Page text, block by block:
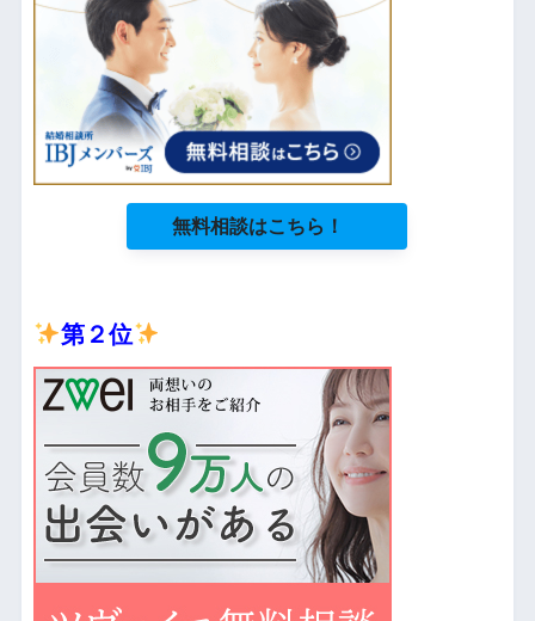
無料相談はこちら！
第２位